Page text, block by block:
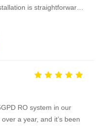
is straightforward,
and the water
has been
The supplier is great to
on time, packaging is
buyer, we couldn’t be
and the service.
RO system in our
a year, and it’s been